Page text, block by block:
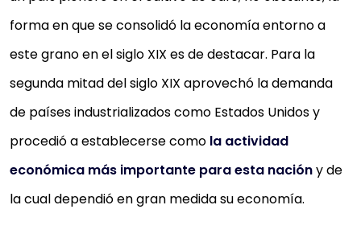
forma en que se consolidó la economía entorno a
este grano en el siglo XIX es de destacar. Para la
segunda mitad del siglo XIX aprovechó la demanda
de países industrializados como Estados Unidos y
procedió a establecerse como la actividad
económica más importante para esta nacióny de
la cual dependió en gran medida su economía.